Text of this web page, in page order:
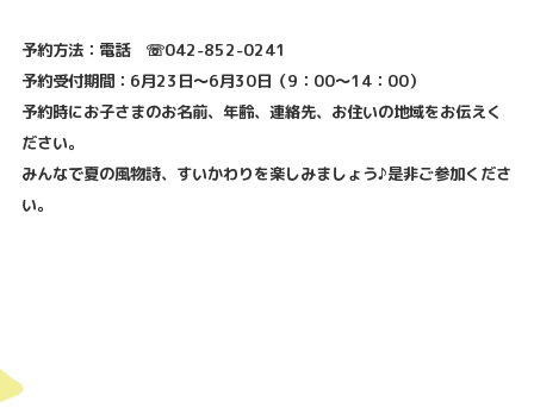
予約方法：電話 ☏042-852-0241
予約受付期間：6月23日～6月30日（9：00～14：00）
予約時にお子さまのお名前、年齢、連絡先、お住いの地域をお伝えく
ださい。
みんなで夏の風物詩、すいかわりを楽しみましょう♪是非ご参加くださ
い。